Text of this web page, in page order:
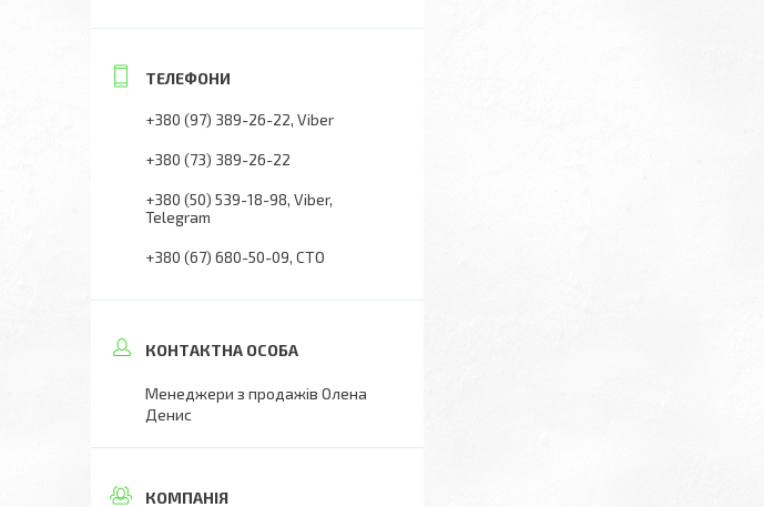
+380 (97) 389-26-22 Viber
+380 (73) 389-26-22
+380 (50) 539-18-98 Viber,
Telegram
+380 (67) 680-50-09 СТО
Менеджери з продажів Олена
Денис